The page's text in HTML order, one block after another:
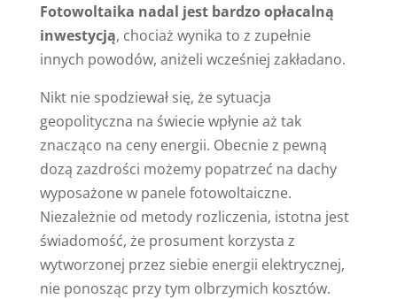
Fotowoltaika nadal jest bardzo opłacalną
inwestycją, chociaż wynika to z zupełnie
innych powodów, aniżeli wcześniej zakładano.
Nikt nie spodziewał się, że sytuacja
geopolityczna na świecie wpłynie aż tak
znacząco na ceny energii. Obecnie z pewną
dozą zazdrości możemy popatrzeć na dachy
wyposażone w panele fotowoltaiczne.
Niezależnie od metody rozliczenia, istotna jest
świadomość, że prosument korzysta z
wytworzonej przez siebie energii elektrycznej,
nie ponosząc przy tym olbrzymich kosztów.